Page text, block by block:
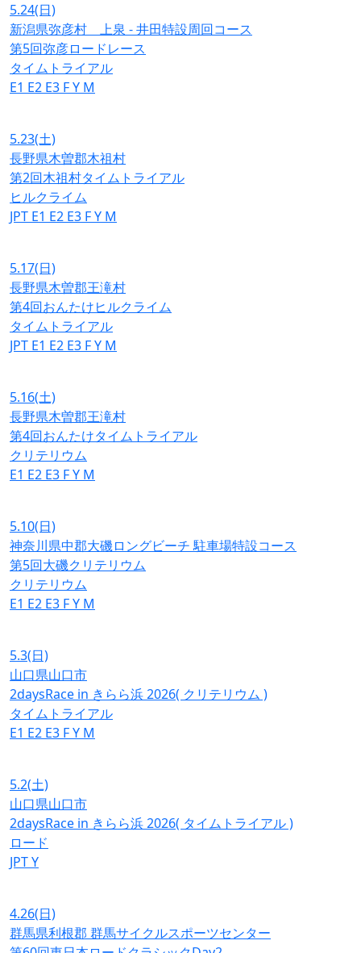
5.24(日)
新潟県弥彦村 上泉 - 井田特設周回コース
第5回弥彦ロードレース
タイムトライアル
E1 E2 E3 FY M
5.23(土)
長野県木曽郡木祖村
第2回木祖村タイムトライアル
ヒルクライム
JPT E1 E2 E3 FY M
5.17(日)
長野県木曽郡王滝村
第4回おんたけヒルクライム
タイムトライアル
JPT E1 E2 E3 FY M
5.16(土)
長野県木曽郡王滝村
第4回おんたけタイムトライアル
クリテリウム
E1 E2 E3 FY M
5.10(日)
神奈川県中郡大磯ロングビーチ 駐車場特設コース
第5回大磯クリテリウム
クリテリウム
E1 E2 E3 FY M
5.3(日)
山口県山口市
2daysRace in きらら浜 2026( クリテリウム )
タイムトライアル
E1 E2 E3 FY M
5.2(土)
山口県山口市
2daysRace in きらら浜 2026( タイムトライアル )
ロード
JPTY
4.26(日)
群馬県利根郡 群馬サイクルスポーツセンター